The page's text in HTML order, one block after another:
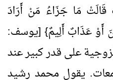
قَالَتْ مَا جَزَاءُ مَنْ أَرَادَ
أَوْ عَذَابٌ أَلِيمٌ} [يوسف:
على قدر كبير عند
يقول محمد رشيد